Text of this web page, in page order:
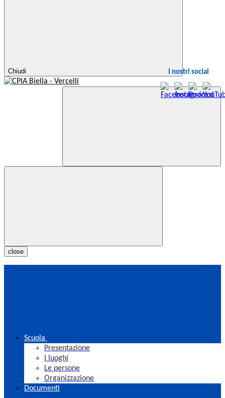
Chiudi I nostri social
close
Scuola
Presentazione
I luoghi
Le persone
Organizzazione
Documenti